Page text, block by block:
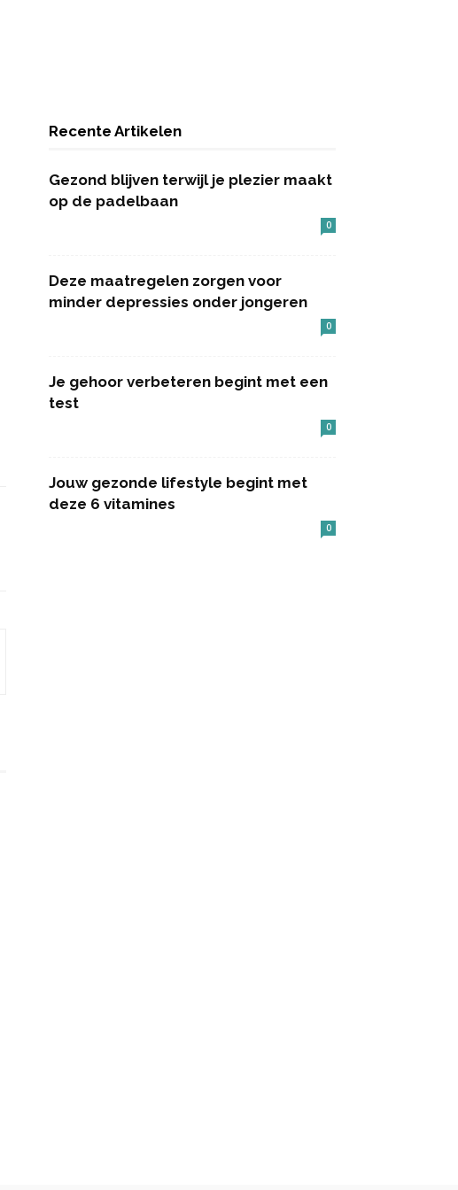
Recente Artikelen
Gezond blijven terwijl je plezier maakt
op de padelbaan
0
Deze maatregelen zorgen voor
minder depressies onder jongeren
0
Je gehoor verbeteren begint met een
test
0
Jouw gezonde lifestyle begint met
deze 6 vitamines
0